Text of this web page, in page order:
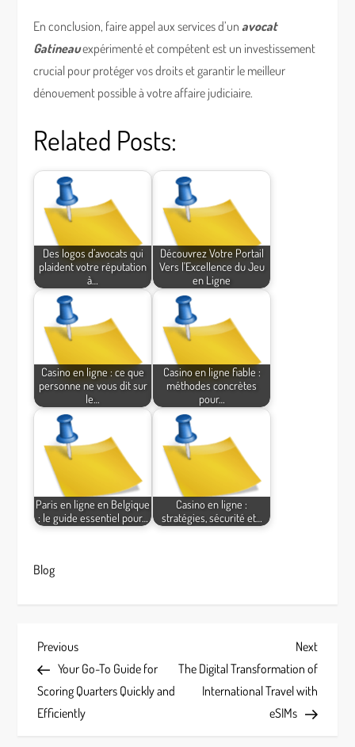
En conclusion, faire appel aux services d’unavocat
Gatineauexpérimenté et compétent est un investissement
crucial pour protéger vos droits et garantir le meilleur
dénouement possible à votre affaire judiciaire.
Related Posts:
Des logos d’avocats qui
plaident votre réputation
à…
Découvrez Votre Portail
Vers l'Excellence du Jeu
en Ligne
Casino en ligne : ce que
personne ne vous dit sur
le…
Casino en ligne fiable :
méthodes concrètes
pour…
Paris en ligne en Belgique
: le guide essentiel pour…
Casino en ligne :
stratégies, sécurité et…
Blog
P
o
s
Previous
Post
Previous
Your Go-To Guide for
Scoring Quarters Quickly and
Efficiently
Next
Post
Next
The Digital Transformation of
International Travel with
eSIMs